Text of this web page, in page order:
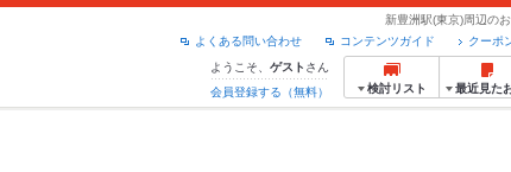
新豊洲駅(東京)周辺の
クーポ
コンテンツガイド
よくある問い合わせ
ようこそ、 ゲスト さん
会員登録する（無料）
検討リスト 最近見た